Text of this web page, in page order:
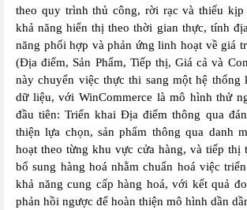
theo quy trình thủ công, rời rạc và thiếu kịp
khả năng hiển thị theo thời gian thực, tính
năng phối hợp và phản ứng linh hoạt về giá
(Địa điểm, Sản Phẩm, Tiếp thị, Giá cả và
này chuyển việc thực thi sang một hệ thống
dữ liệu, với WinCommerce là mô hình thử
đầu tiên: Triển khai Địa điểm thông qua
thiện lựa chọn, sản phẩm thông qua danh
hoạt theo từng khu vực cửa hàng, và tiếp thị
bổ sung hàng hoá nhằm chuẩn hoá việc
khả năng cung cấp hàng hoá, với kết quả
phản hồi ngược để hoàn thiện mô hình dần